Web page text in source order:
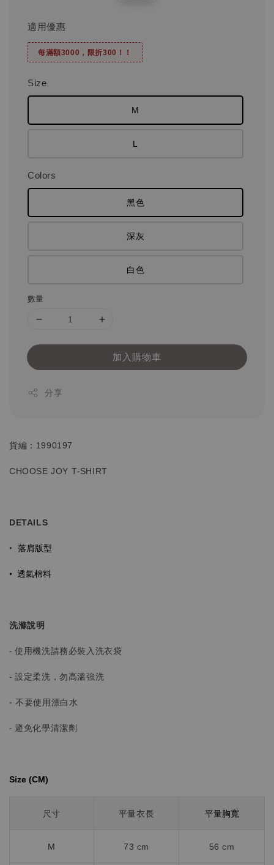
適用優惠
每滿額3000，限折300！！
Size
M
L
Colors
黑色
深灰
白色
數量
加入購物車
分享
貨編：1990197
CHOOSE JOY T-SHIRT
DETAILS
• 落肩版型
• 透氣棉料
洗滌說明
- 使用機洗請務必裝入洗衣袋
- 設定柔洗，勿高溫強洗
-不要使用漂白水
- 避免化學清潔劑
Size (CM)⁡⁡
尺寸 平量衣長 平量胸寬
M 73 cm 56 cm